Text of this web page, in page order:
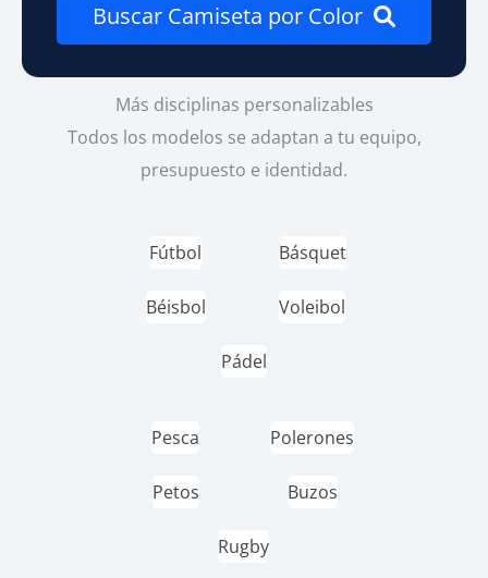
Buscar Camiseta por Color
Más disciplinas personalizables
Todos los modelos se adaptan a tu equipo,
presupuesto e identidad.
Fútbol Básquet
Béisbol Voleibol
Pádel
Pesca Polerones
Petos Buzos
Rugby